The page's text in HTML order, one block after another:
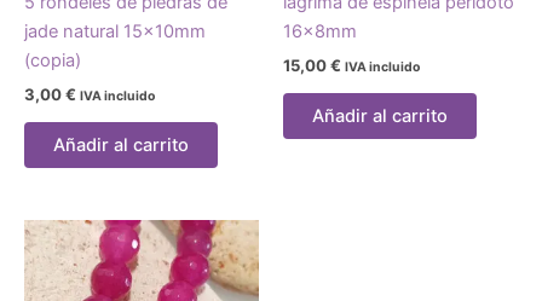
jade natural 15x10mm
(copia)
3,00€ IVA incluido
Añadir al carrito
16x8mm
15,00€ IVA incluido
Añadir al carrito